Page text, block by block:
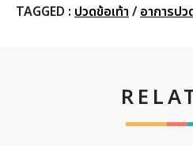
TAGGED : ปวดข้อเท้า / อาการปว